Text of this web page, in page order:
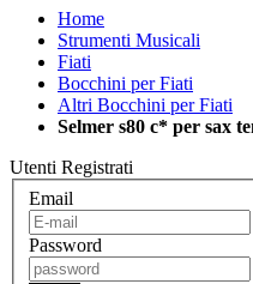
Home
Strumenti Musicali
Fiati
Bocchini per Fiati
Altri Bocchini per Fiati
Selmer s80 c* per sax
Utenti Registrati
Email
Password